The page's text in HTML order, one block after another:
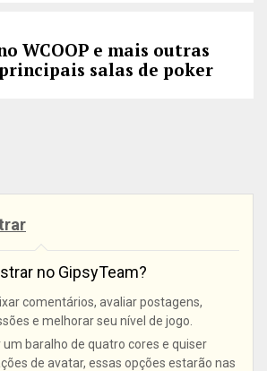
WCOOP e mais outras
salas de poker
no GipsyTeam?
comentários, avaliar postagens,
e melhorar seu nível de jogo.
baralho de quatro cores e quiser
de avatar, essas opções estarão nas